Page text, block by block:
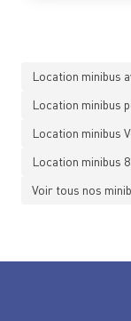
Location minibus
Location minibus
Location minibus
Location minibus
Voir tous nos